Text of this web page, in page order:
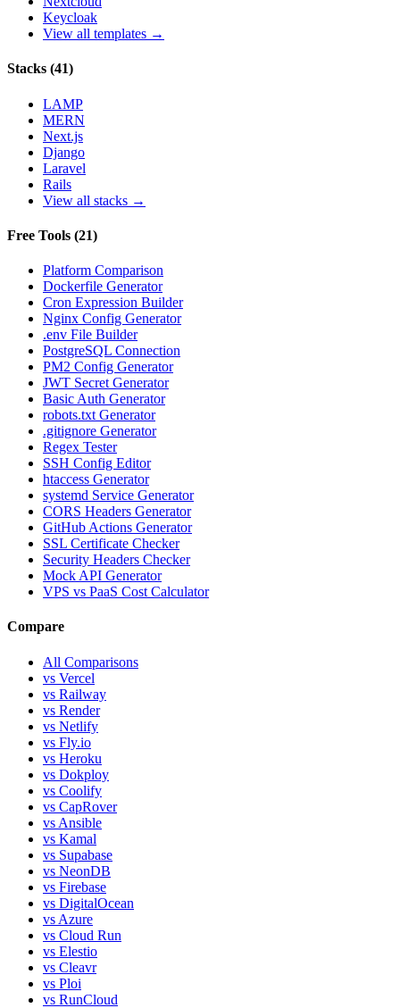
Keycloak
View all templates →
Stacks (41)
LAMP
MERN
Next.js
Django
Laravel
Rails
View all stacks →
Free Tools (21)
Platform Comparison
Dockerfile Generator
Cron Expression Builder
Nginx Config Generator
.env File Builder
PostgreSQL Connection
PM2 Config Generator
JWT Secret Generator
Basic Auth Generator
robots.txt Generator
.gitignore Generator
Regex Tester
SSH Config Editor
htaccess Generator
systemd Service Generator
CORS Headers Generator
GitHub Actions Generator
SSL Certificate Checker
Security Headers Checker
Mock API Generator
VPS vs PaaS Cost Calculator
Compare
All Comparisons
vs Vercel
vs Railway
vs Render
vs Netlify
vs Fly.io
vs Heroku
vs Dokploy
vs Coolify
vs CapRover
vs Ansible
vs Kamal
vs Supabase
vs NeonDB
vs Firebase
vs DigitalOcean
vs Azure
vs Cloud Run
vs Elestio
vs Cleavr
vs Ploi
vs RunCloud